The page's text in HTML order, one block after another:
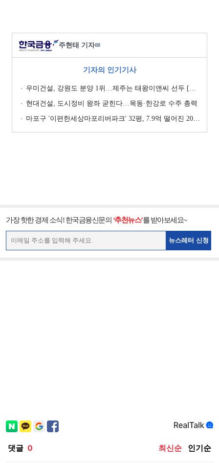
주현태 기자✉
기자의 인기기사
우미건설, 강원도 분양 1위…제주는 태왕이앤씨 선두 [이 지역 분양왕-강원·제주]
현대건설, 도시정비 왕좌 굳힌다…목동·한강로 수주 총력
마포구 '이편한세상마포리버파크' 32평, 7.9억 떨어진 20.4억원에 거래 [일일 하락가]
가장 핫한 경제 소식! 한국금융신문의 ‘추천뉴스’를 받아보세요~
뉴스레터 신청